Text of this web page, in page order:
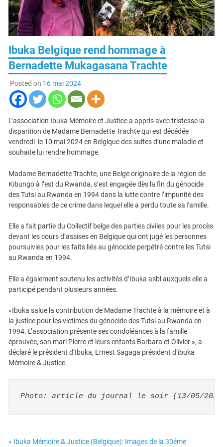
Ibuka Belgique rend hommage à
Bernadette Mukagasana Trachte
Posted on 16 mai 2024
L’association Ibuka Mémoire et Justice a appris avec tristesse la
disparition de Madame Bernadette Trachte qui est décédée
vendredi le 10 mai 2024 en Belgique des suites d’une maladie et
souhaite lui rendre hommage.
Madame Bernadette Trachte, une Belge originaire de la région de
Kibungo à l’est du Rwanda, s’est engagée dès la fin du génocide
des Tutsi au Rwanda en 1994 dans la lutte contre l’impunité des
responsables de ce crime dans lequel elle a perdu toute sa famille.
Elle a fait partie du Collectif belge des parties civiles pour les procès
devant les cours d’assises en Belgique qui ont jugé les personnes
poursuivies pour les faits liés au génocide perpétré contre les Tutsi
au Rwanda en 1994.
Elle a également soutenu les activités d’Ibuka asbl auxquels elle a
participé pendant plusieurs années.
«Ibuka salue la contribution de Madame Trachte à la mémoire et à
la justice pour les victimes du génocide des Tutsi au Rwanda en
1994. L’association présente ses condoléances à la famille
éprouvée, son mari Pierre et leurs enfants Barbara et Olivier », a
déclaré le président d’Ibuka, Ernest Sagaga président d’ibuka
Mémoire & Justice.
Photo: article du journal le soir (13/05/
« Ibuka Mémoire & Justice (Belgique): Images de la 30éme